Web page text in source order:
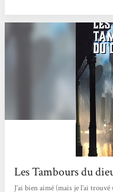
enthousiasme tant son univers...
Les Tambours du
J’ai bien aimé (mais je l’ai